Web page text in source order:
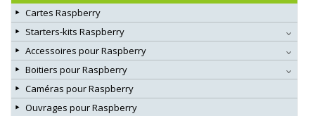
Cartes Raspberry
Starters-kits Raspberry
Accessoires pour Raspberry
Boitiers pour Raspberry
Caméras pour Raspberry
Ouvrages pour Raspberry